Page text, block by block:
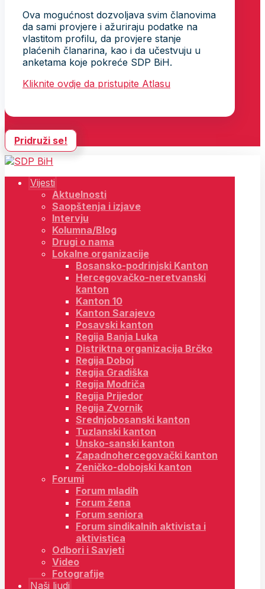
Ova mogućnost dozvoljava svim članovima
da sami provjere i ažuriraju podatke na
vlastitom profilu, da provjere stanje
plaćenih članarina, kao i da učestvuju u
anketama koje pokreće SDP BiH.
Kliknite ovdje da pristupite Atlasu
Pridruži se!
Vijesti
Aktuelnosti
Saopštenja i izjave
Intervju
Kolumna/Blog
Drugi o nama
Lokalne organizacije
Bosansko-podrinjski Kanton
Hercegovačko-neretvanski
kanton
Kanton 10
Kanton Sarajevo
Posavski kanton
Regija Banja Luka
Distriktna organizacija Brčko
Regija Doboj
Regija Gradiška
Regija Modriča
Regija Prijedor
Regija Zvornik
Srednjobosanski kanton
Tuzlanski kanton
Unsko-sanski kanton
Zapadnohercegovački kanton
Zeničko-dobojski kanton
Forumi
Forum mladih
Forum žena
Forum seniora
Forum sindikalnih aktivista i
aktivistica
Odbori i Savjeti
Video
Fotografije
Naši ljudi